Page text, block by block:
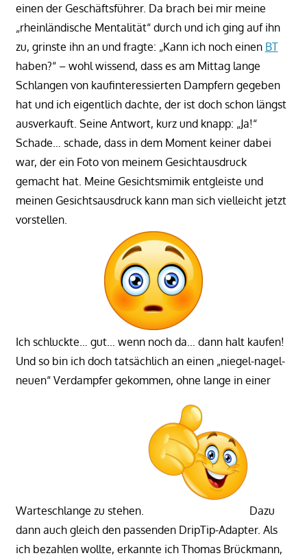
einen der Geschäftsführer. Da brach bei mir meine
„rheinländische Mentalität“ durch und ich ging auf ihn
zu, grinste ihn an und fragte: „Kann ich noch einen BT
haben?“ – wohl wissend, dass es am Mittag lange
Schlangen von kaufinteressierten Dampfern gegeben
hat und ich eigentlich dachte, der ist doch schon längst
ausverkauft. Seine Antwort, kurz und knapp: „Ja!“
Schade… schade, dass in dem Moment keiner dabei
war, der ein Foto von meinem Gesichtausdruck
gemacht hat. Meine Gesichtsmimik entgleiste und
meinen Gesichtsausdruck kann man sich vielleicht jetzt
vorstellen.
Ich schluckte… gut… wenn noch da… dann halt kaufen!
Und so bin ich doch tatsächlich an einen „niegel-nagel-
neuen“ Verdampfer gekommen, ohne lange in einer
Warteschlange zu stehen.
Dazu
dann auch gleich den passenden DripTip-Adapter. Als
ich bezahlen wollte, erkannte ich Thomas Brückmann,